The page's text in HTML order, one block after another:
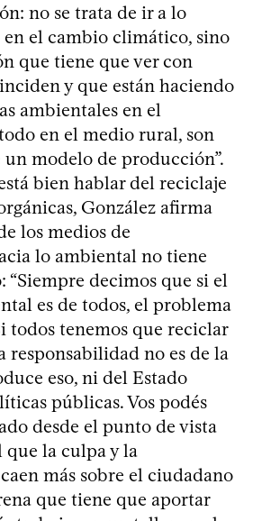
no se trata de ir a lo
en el cambio climático, sino
que tiene que ver con
inciden y que están haciendo
ambientales en el
en el medio rural, son
un modelo de producción”.
bien hablar del reciclaje
González afirma
los medios de
lo ambiental no tiene
“Siempre decimos que si el
es de todos, el problema
todos tenemos que reciclar
responsabilidad no es de la
eso, ni del Estado
públicas. Vos podés
desde el punto de vista
la culpa y la
más sobre el ciudadano
que tiene que aportar